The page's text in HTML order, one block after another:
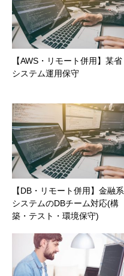
【AWS・リモート併用】某省
システム運用保守
【DB・リモート併用】金融系
システムのDBチーム対応(構
築・テスト・環境保守)